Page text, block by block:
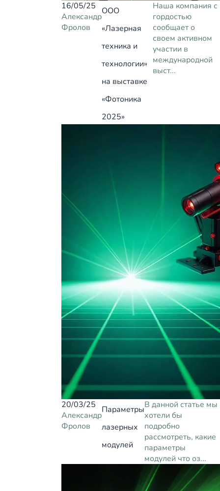
16/05/25
Александр
Фролов
ООО
«Лазерная
техника и
технологии»
на выставке
«Фотоника
2025»
Наша компания с
гордостью
сообщает о
своем активном
участии в
международной
выст...
20/03/25
Александр
Фролов
Параметры
лазерных
модулей
В данной статье мы
хотели бы
подробно
рассмотреть, какие
параметры
модулей что оз...